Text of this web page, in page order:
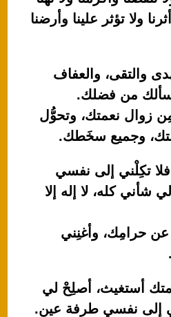
ولا تؤثر علينا وأرضنا
والتقى، والعفاف
أسألك من فضلك.
زوال نعمتك، وتحوُّل
وجميع سخَطك.
فلا تكِلْني إلى نفسي
كله، لا إله إلا
عن حرامِك، وأغنِني
أستغيث، أصلِحْ لي
إلى نفسي طرفة عينٍ.